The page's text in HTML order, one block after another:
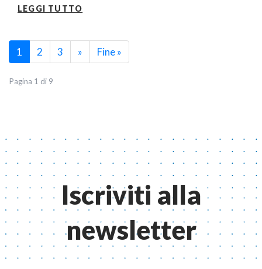
LEGGI TUTTO
1 (current)
2 3 » Fine »
Pagina 1 di 9
Iscriviti alla
newsletter